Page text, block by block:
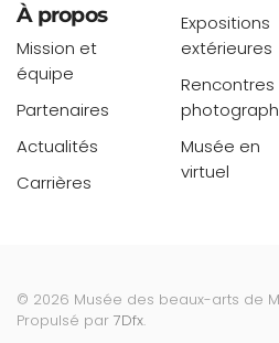
À propos
Mission et
équipe
Partenaires
Actualités
Carrières
Expositions
extérieures
Rencontres
Musée en
virtuel
© 2026 Musée des beaux-arts de
Propulsé par 7Dfx.